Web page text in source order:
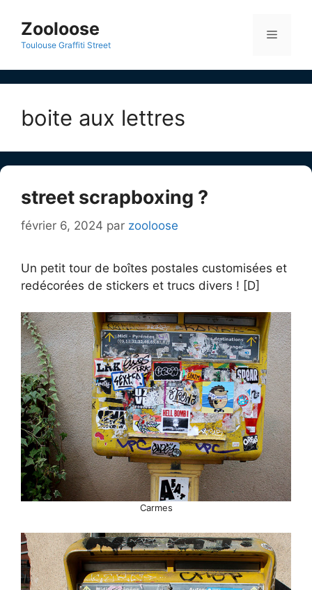
contenu
Zooloose
Toulouse Graffiti Street
Menu
boite aux lettres
street scrapboxing ?
février 6, 2024 par zooloose
Un petit tour de boîtes postales customisées et
redécorées de stickers et trucs divers ! [D]
Carmes